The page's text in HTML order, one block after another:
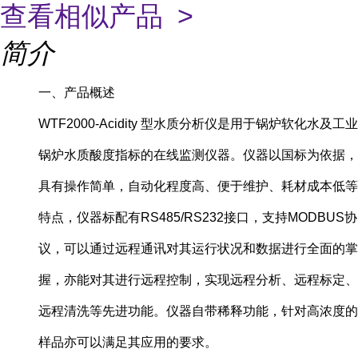
查看相似产品 >
简介
一、产品概述
WTF2000-Acidity 型水质分析仪是用于锅炉软化水及工业
锅炉水质酸度指标的在线监测仪器。仪器以国标为依据，
具有操作简单，自动化程度高、便于维护、耗材成本低等
特点，仪器标配有RS485/RS232接口，支持MODBUS协
议，可以通过远程通讯对其运行状况和数据进行全面的掌
握，亦能对其进行远程控制，实现远程分析、远程标定、
远程清洗等先进功能。仪器自带稀释功能，针对高浓度的
样品亦可以满足其应用的要求。